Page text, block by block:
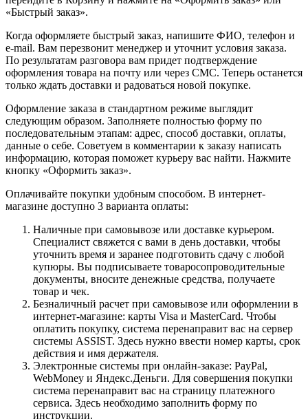
«Быстрый заказ».
Когда оформляете быстрый заказ, напишите ФИО, телефон и
e-mail. Вам перезвонит менеджер и уточнит условия заказа.
По результатам разговора вам придет подтверждение
оформления товара на почту или через СМС. Теперь останется
только ждать доставки и радоваться новой покупке.
Оформление заказа в стандартном режиме выглядит
следующим образом. Заполняете полностью форму по
последовательным этапам: адрес, способ доставки, оплаты,
данные о себе. Советуем в комментарии к заказу написать
информацию, которая поможет курьеру вас найти. Нажмите
кнопку «Оформить заказ».
Оплачивайте покупки удобным способом. В интернет-
магазине доступно 3 варианта оплаты:
Наличные при самовывозе или доставке курьером.
Специалист свяжется с вами в день доставки, чтобы
уточнить время и заранее подготовить сдачу с любой
купюры. Вы подписываете товаросопроводительные
документы, вносите денежные средства, получаете
товар и чек.
Безналичный расчет при самовывозе или оформлении в
интернет-магазине: карты Visa и MasterCard. Чтобы
оплатить покупку, система перенаправит вас на сервер
системы ASSIST. Здесь нужно ввести номер карты, срок
действия и имя держателя.
Электронные системы при онлайн-заказе: PayPal,
WebMoney и Яндекс.Деньги. Для совершения покупки
система перенаправит вас на страницу платежного
сервиса. Здесь необходимо заполнить форму по
инструкции.